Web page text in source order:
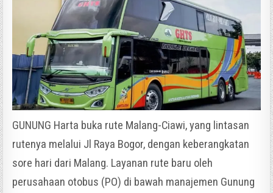
GUNUNG Harta buka rute Malang-Ciawi, yang lintasan
rutenya melalui Jl Raya Bogor, dengan keberangkatan
sore hari dari Malang. Layanan rute baru oleh
perusahaan otobus (PO) di bawah manajemen Gunung